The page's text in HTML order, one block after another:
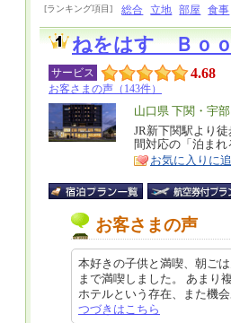
[ランキング項目] 総合 立地 部屋 食事
ねをはす Ｂｏ
サービス 4.68
お客さまの声（143件）
エ
リ
ア
山口県 下関・宇部
特
徴
JR新下関駅より
間対応の「泊ま
お気に入りに
お客さまの声
本好きの子供と満喫、朝ご
まで満喫しました。 あまり
ホテルという存在、また機
つづきはこちら